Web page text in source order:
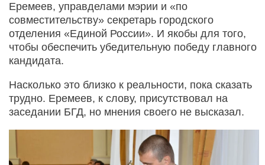
Еремеев, управделами мэрии и «по
совместительству» секретарь городского
отделения «Единой России». И якобы для того,
чтобы обеспечить убедительную победу главного
кандидата.
Насколько это близко к реальности, пока сказать
трудно. Еремеев, к слову, присутствовал на
заседании БГД, но мнения своего не высказал.